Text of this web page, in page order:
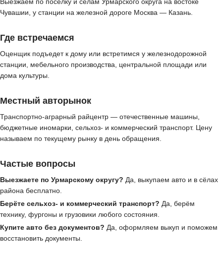
Чувашии, у станции на железной дороге Москва — Казань.
Где встречаемся
Оценщик подъедет к дому или встретимся у железнодорожной
станции, мебельного производства, центральной площади или
дома культуры.
Местный авторынок
Транспортно-аграрный райцентр — отечественные машины,
бюджетные иномарки, сельхоз- и коммерческий транспорт. Цену
называем по текущему рынку в день обращения.
Частые вопросы
Выезжаете по Урмарскому округу? Да, выкупаем авто и в сёлах
района бесплатно.
Берёте сельхоз- и коммерческий транспорт? Да, берём
технику, фургоны и грузовики любого состояния.
Купите авто без документов? Да, оформляем выкуп и поможем
восстановить документы.